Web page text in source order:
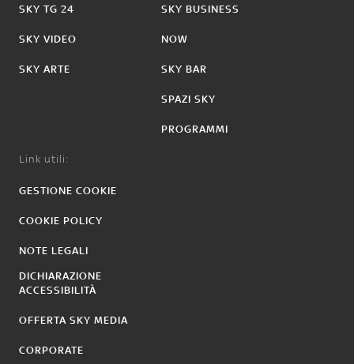
SKY TG 24
SKY VIDEO
SKY ARTE
SKY BUSINESS
NOW
SKY BAR
SPAZI SKY
PROGRAMMI
Link utili:
GESTIONE COOKIE
COOKIE POLICY
NOTE LEGALI
DICHIARAZIONE
ACCESSIBILITÀ
OFFERTA SKY MEDIA
CORPORATE